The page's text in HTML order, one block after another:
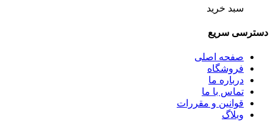
لیمیتاک
میس گلس
هارمونی
هایلو
هدیه
همارا
هوفیلوس
سبد خرید
دسترسی سریع
صفحه اصلی
فروشگاه
درباره ما
تماس با ما
قوانین و مقررات
وبلاگ